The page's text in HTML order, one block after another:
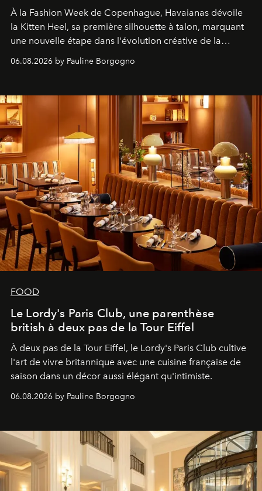
À la Fashion Week de Copenhague, Havaianas dévoile
la Kitten Heel, sa première silhouette à talon, marquant
une nouvelle étape dans l'évolution créative de la
06.08.2026 by Pauline Borgogno
FOOD
Le Lordy's Paris Club, une parenthèse
british à deux pas de la Tour Eiffel
À deux pas de la Tour Eiffel, le Lordy's Paris Club cultive
l'art de vivre britannique avec une cuisine française de
saison dans un décor aussi élégant qu'intimiste.
06.08.2026 by Pauline Borgogno